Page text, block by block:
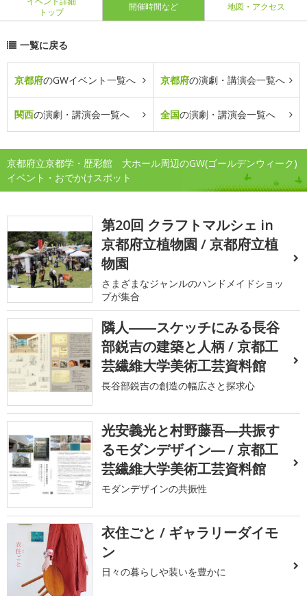
トップ
開催時間など 地図・アクセス
一覧に戻る
京都府のGWイベント一覧へ 京都府の演劇・講演会一覧へ
関西の演劇・講演会一覧へ 全国の演劇・講演会一覧へ
京都府立京都学・歴彩館 大ホール周辺のGW(ゴールデンウィーク)
イベント・おでかけスポット
第20回 クラフトマルシェ in
京都府立植物園 / 京都府立植
物園
さまざまなジャンルのハンドメイドショッ
プが集合
隣人――スケッチにみる長谷
部鋭吉の建築と人柄 / 京都工
芸繊維大学美術工芸資料館
長谷部鋭吉の創造の幅広さと探求心
光安義光と村野藤吾―共振す
るモダンデザイン― / 京都工
芸繊維大学美術工芸資料館
モダンデザインの共振性
衣住ごと / ギャラリーダイモ
ン
日々の暮らしや装いを豊かに